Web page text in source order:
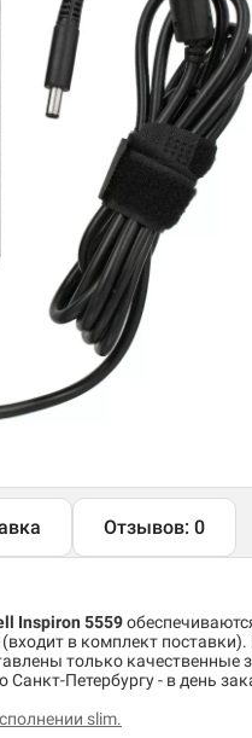
Отзывов: 0
Inspiron 5559
в комплект
только
Петербургу - в день
slim.